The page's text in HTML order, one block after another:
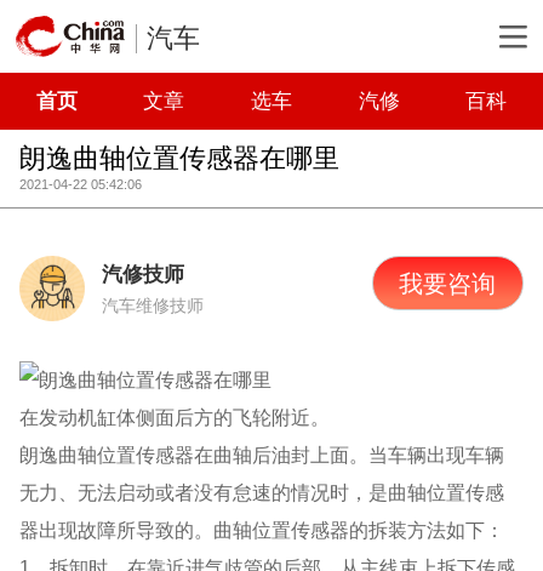
汽车
首页 文章 选车 汽修 百科
朗逸曲轴位置传感器在哪里
2021-04-22 05:42:06
汽修技师
汽车维修技师
我要咨询
在发动机缸体侧面后方的飞轮附近。
朗逸曲轴位置传感器在曲轴后油封上面。当车辆出现车辆
无力、无法启动或者没有怠速的情况时，是曲轴位置传感
器出现故障所导致的。曲轴位置传感器的拆装方法如下：